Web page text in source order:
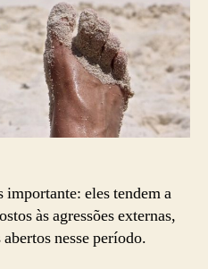
importante: eles tendem a
às agressões externas,
nesse período.